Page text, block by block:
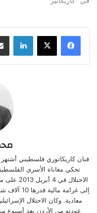
فنان كاريكاتوري فلسطيني أشتهر
تحكي معاناة الأسرى
إلى
عودته من الأردن بعد أسبوع